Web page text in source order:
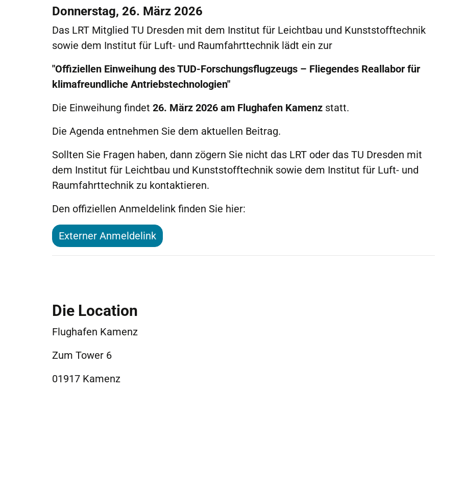
Donnerstag, 26. März 2026
Das LRT Mitglied TU Dresden mit dem Institut für Leichtbau und Kunststofftechnik
sowie dem Institut für Luft- und Raumfahrttechnik lädt ein zur
"Offiziellen Einweihung des TUD-Forschungsflugzeugs – Fliegendes Reallabor für
klimafreundliche Antriebstechnologien"
Die Einweihung findet 26. März 2026 am Flughafen Kamenz statt.
Die Agenda entnehmen Sie dem aktuellen Beitrag.
Sollten Sie Fragen haben, dann zögern Sie nicht das LRT oder das TU Dresden mit
dem Institut für Leichtbau und Kunststofftechnik sowie dem Institut für Luft- und
Raumfahrttechnik zu kontaktieren.
Den offiziellen Anmeldelink finden Sie hier:
Externer Anmeldelink
Die Location
Flughafen Kamenz
Zum Tower 6
01917 Kamenz